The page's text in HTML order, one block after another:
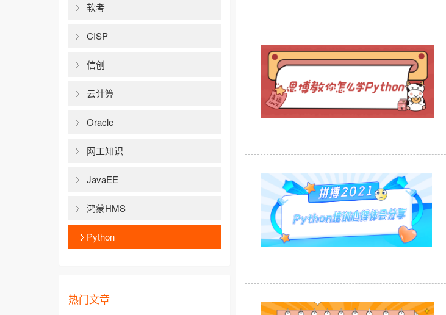
软考
CISP
信创
云计算
Oracle
网工知识
JavaEE
鸿蒙HMS
Python
热门文章